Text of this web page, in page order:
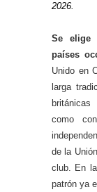
2026.
Se elige
países
Unido en
larga
como
de la
club. En
patrón ya